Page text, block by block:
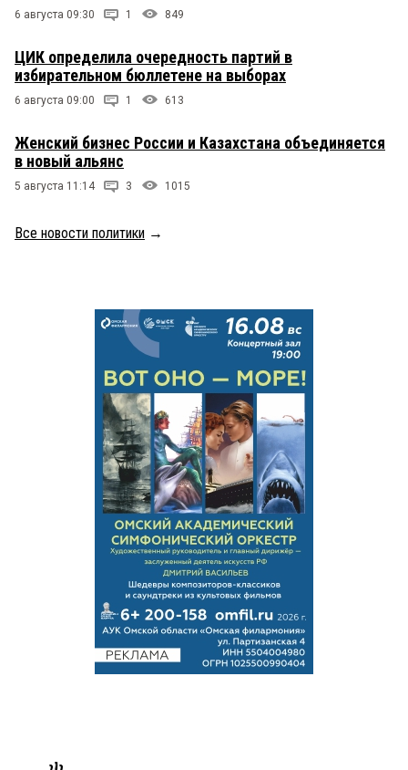
6 августа 09:30 1 849
ЦИК определила очередность партий в
избирательном бюллетене на выборах
6 августа 09:00 1 613
Женский бизнес России и Казахстана объединяется
в новый альянс
5 августа 11:14 3 1015
Все новости политики →